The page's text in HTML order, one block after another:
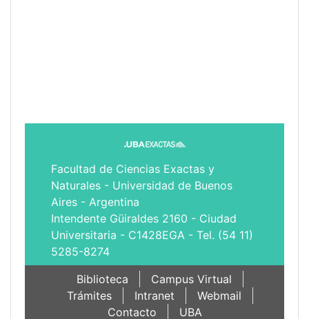
Facultad de Ciencias Exactas y
Naturales - Universidad de Buenos
Aires - Argentina
Intendente Güiraldes 2160 - Ciudad
Universitaria - C1428EGA - Tel. (54 11)
5285-8274
Biblioteca
Campus Virtual
Trámites
Intranet
Webmail
Contacto
UBA